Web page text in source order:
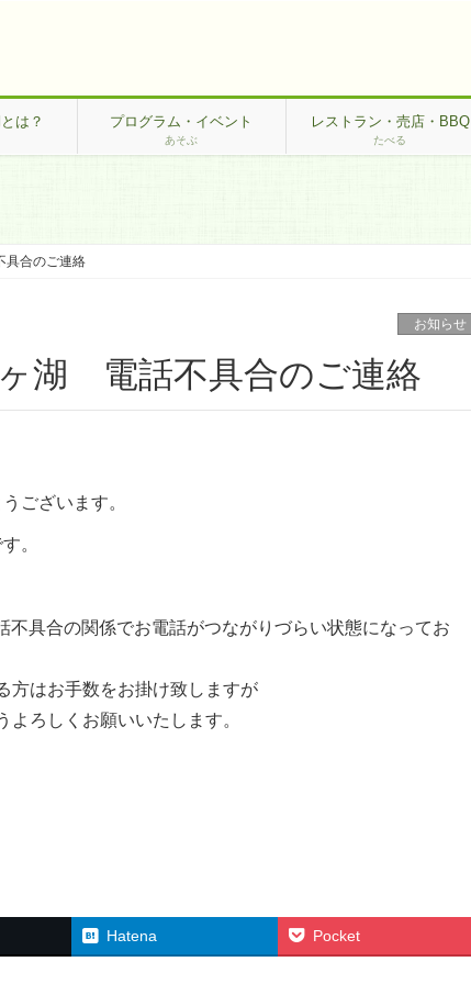
は？ プログラム・イベント
あそぶ
レストラン・売店・BBQ
たべる
合のご連絡
お知らせ
湖 電話不具合のご連絡
ございます。
。
具合の関係でお電話がつながりづらい状態になってお
方はお手数をお掛け致しますが
ろしくお願いいたします。
Hatena Pocket